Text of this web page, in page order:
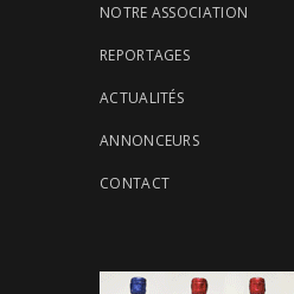
NOTRE ASSOCIATION
REPORTAGES
ACTUALITÉS
ANNONCEURS
CONTACT